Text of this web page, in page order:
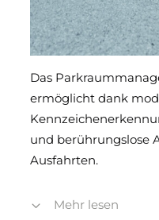
Das
ermöglicht dank
und berührungslose
Ausfahrten.
Bei der Einfahrt wird
Mehr lesen